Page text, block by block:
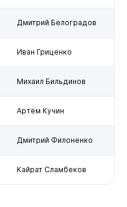
Дмитрий Белоградов
Иван Гриценко
Михаил Бильдинов
Артём Кучин
Дмитрий Филоненко
Кайрат Сламбеков